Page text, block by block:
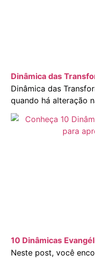
Dinâmica das
Dinâmica das
quando há alteração
10 Dinâmicas
Neste post, você